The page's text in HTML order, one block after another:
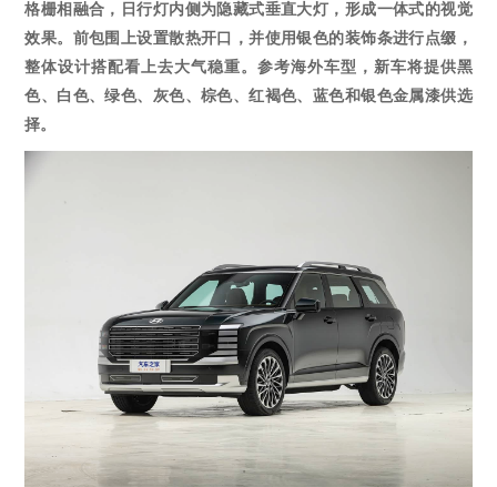
格栅相融合，日行灯内侧为隐藏式垂直大灯，形成一体式的视觉
效果。前包围上设置散热开口，并使用银色的装饰条进行点缀，
整体设计搭配看上去大气稳重。 参考海外车型，新车将提供黑
色、白色、绿色、灰色、棕色、红褐色、蓝色和银色金属漆供选
择。